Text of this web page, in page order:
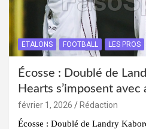
ETALONS FOOTBALL LES PROS
Écosse : Doublé de
Hearts s’imposent
février 1, 2026
Rédaction
Écosse : Doublé de Landry